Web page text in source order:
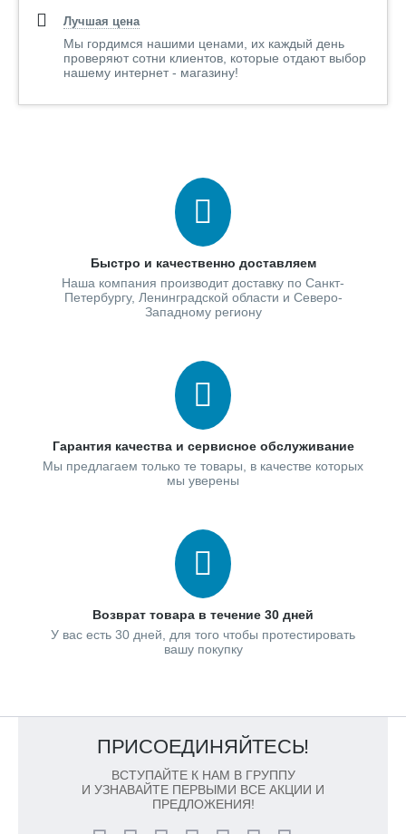
Лучшая цена
Мы гордимся нашими ценами, их каждый день
проверяют сотни клиентов, которые отдают выбор
нашему интернет - магазину!
Быстро и качественно доставляем
Наша компания производит доставку по Санкт-
Петербургу, Ленинградской области и Северо-
Западному региону
Гарантия качества и сервисное обслуживание
Мы предлагаем только те товары, в качестве которых
мы уверены
Возврат товара в течение 30 дней
У вас есть 30 дней, для того чтобы протестировать
вашу покупку
ПРИСОЕДИНЯЙТЕСЬ!
ВСТУПАЙТЕ К НАМ В ГРУППУ
И УЗНАВАЙТЕ ПЕРВЫМИ ВСЕ АКЦИИ И
ПРЕДЛОЖЕНИЯ!